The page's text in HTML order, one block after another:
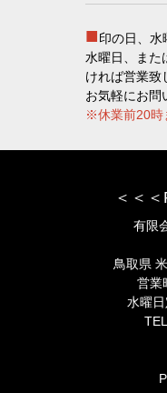
■印の日、水
水曜日、また
ければ営業致
お気軽にお問
※休業前20時
＜＜
有限
鳥取県
営業
水曜日